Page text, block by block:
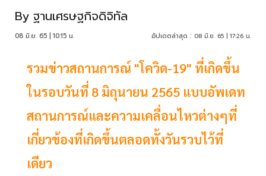
By ฐานเศรษฐกิจดิจิทัล
08 มิ.ย. 65 | 10:15 น. อัปเดตล่าสุด : 08 มิ.ย. 65 | 17:26 น.
รวมข่าวสถานการณ์ "โควิด-19" ที่เกิดขึ้น
ในรอบวันที่ 8 มิถุนายน 2565 แบบอัพเดท
สถานการณ์และความเคลื่อนไหวต่างๆที่
เกี่ยวข้องที่เกิดขึ้นตลอดทั้งวันรวบไว้ที่
เดียว